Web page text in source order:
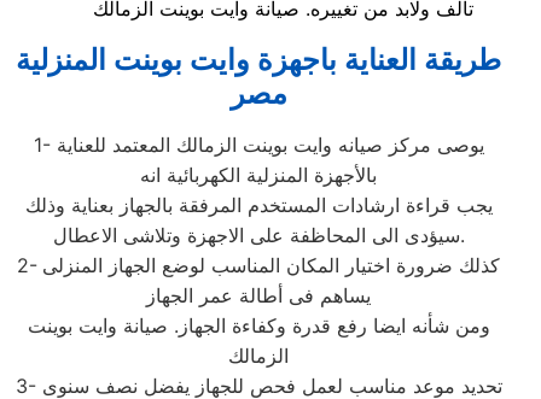
تالف ولابد من تغييره. صيانة وايت بوينت الزمالك
طريقة العناية باجهزة وايت بوينت المنزلية
مصر
1- يوصى مركز صيانه وايت بوينت الزمالك المعتمد للعناية
بالأجهزة المنزلية الكهربائية انه
يجب قراءة ارشادات المستخدم المرفقة بالجهاز بعناية وذلك
سيؤدى الى المحاظفة على الاجهزة وتلاشى الاعطال.
2- كذلك ضرورة اختيار المكان المناسب لوضع الجهاز المنزلى
يساهم فى أطالة عمر الجهاز
ومن شأنه ايضا رفع قدرة وكفاءة الجهاز. صيانة وايت بوينت
الزمالك
3- تحديد موعد مناسب لعمل فحص للجهاز يفضل نصف سنوى